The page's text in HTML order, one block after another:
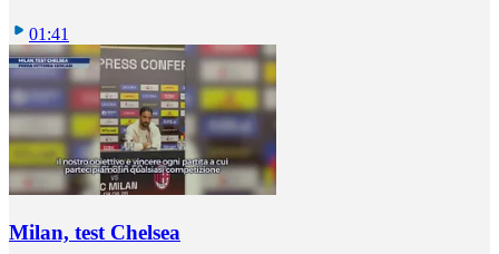
01:41
Milan, test Chelsea